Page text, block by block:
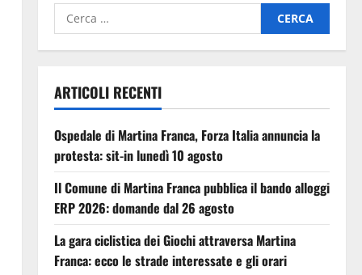
ARTICOLI RECENTI
Ospedale di Martina Franca, Forza Italia annuncia la
protesta: sit-in lunedì 10 agosto
Il Comune di Martina Franca pubblica il bando alloggi
ERP 2026: domande dal 26 agosto
La gara ciclistica dei Giochi attraversa Martina
Franca: ecco le strade interessate e gli orari